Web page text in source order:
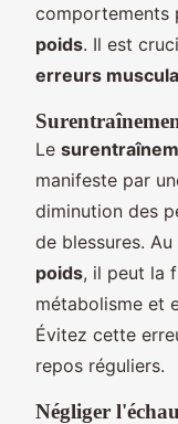
comportements
poids. Il est
erreurs
Le
manifeste par
diminution des
de blessures.
poids, il peut la
métabolisme et
Évitez cette
repos réguliers.
Négliger